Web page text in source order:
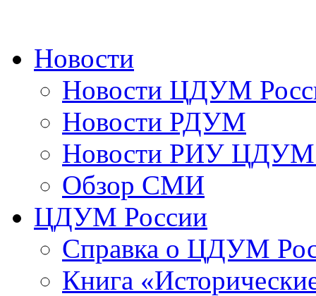
Новости
Новости ЦДУМ
Новости РДУМ
Новости РИУ ЦДУМ
Обзор СМИ
ЦДУМ России
Справка о ЦДУМ
Книга